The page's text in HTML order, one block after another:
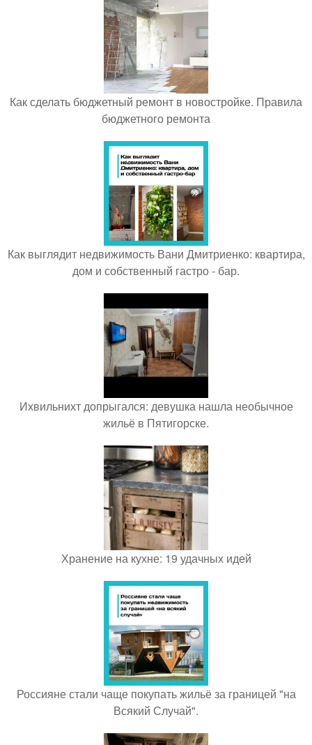
Как сделать бюджетный ремонт в новостройке. Правила
бюджетного ремонта
Как выглядит недвижимость Вани Дмитриенко: квартира,
дом и собственный гастро - бар.
Ихвильнихт допрыгался: девушка нашла необычное
жильё в Пятигорске.
Хранение на кухне: 19 удачных идей
Россияне стали чаще покупать жильё за границей "на
Всякий Случай".